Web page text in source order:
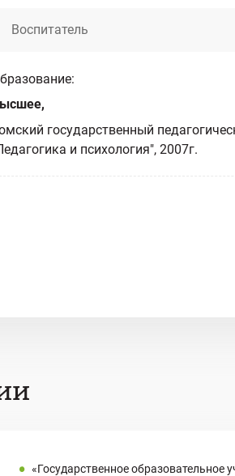
Воспитатель
государственный
и психология", 2007г.
«Государственное образовательное